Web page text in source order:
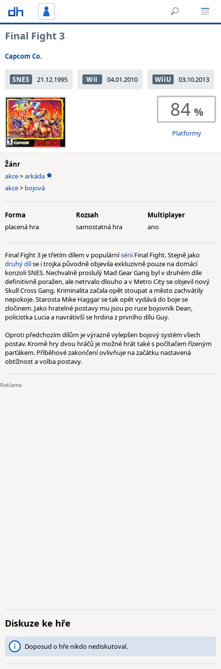
Final Fight 3
Capcom Co.
SNES 21.12.1995 Wii 04.01.2010 WiiU 03.10.2013
84
Platformy
Žánr
akce>arkáda
akce> bojová
Forma
placená hra
Rozsah
samostatná hra
Multiplayer
ano
Final Fight 3 je třetím dílem v populárnísérii Final Fight. Stejně jako
druhý dílse i trojka původně objevila exkluzivně pouze na domácí
konzoli SNES. Nechvalně proslulý Mad Gear Gang byl v druhém díle
definitivně poražen, ale netrvalo dlouho a v Metro City se objevil nový
Skull Cross Gang. Kriminalita začala opět stoupat a město zachvátily
nepokoje. Starosta Mike Haggar se tak opět vydává do boje se
zločinem. Jako hratelné postavy mu jsou po ruce bojovník Dean,
policistka Lucia a navrátivší se hrdina z prvního dílu Guy.
Oproti předchozím dílům je výrazně vylepšen bojový systém všech
postav. Kromě hry dvou hráčů je možné hrát také s počítačem řízeným
parťákem. Příběhové zakončení ovlivňuje na začátku nastavená
obtížnost a volba postavy.
Diskuze ke hře
Doposud o hře nikdo nediskutoval.